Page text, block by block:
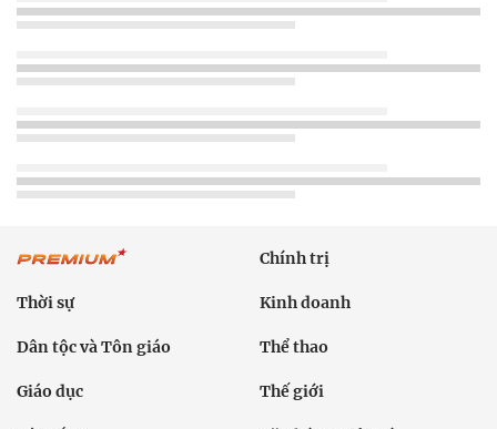
Chính trị
Thời sự Kinh doanh
Dân tộc và Tôn giáo Thể thao
Giáo dục Thế giới